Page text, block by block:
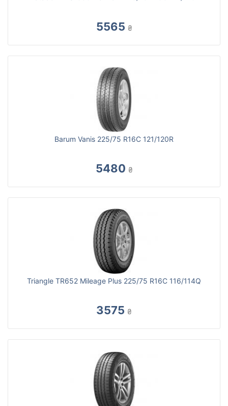
5565 ₴
Barum Vanis 225/75 R16C 121/120R
5480 ₴
Triangle TR652 Mileage Plus 225/75 R16C 116/114Q
3575 ₴